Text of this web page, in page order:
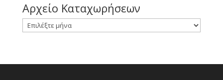
Αρχείο Καταχωρήσεων
Αρχείο
Καταχωρήσεων